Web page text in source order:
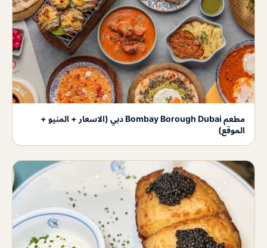
مطعم Bombay Borough Dubai دبي (الاسعار + المنيو +
الموقع)